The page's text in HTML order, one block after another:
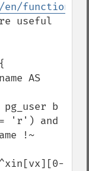
en/
useful
!~